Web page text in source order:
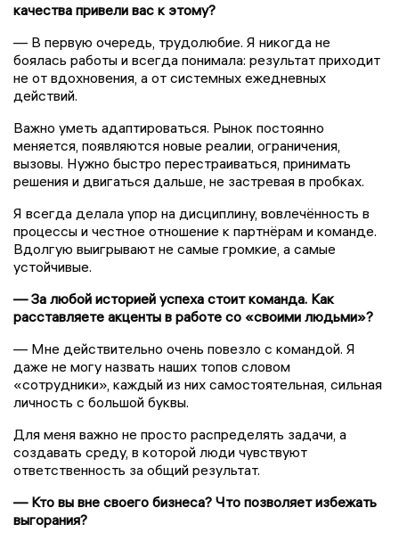
качества привели вас к этому?
— В первую очередь, трудолюбие. Я никогда не
боялась работы и всегда понимала: результат приходит
не от вдохновения, а от системных ежедневных
действий.
Важно уметь адаптироваться. Рынок постоянно
меняется, появляются новые реалии, ограничения,
вызовы. Нужно быстро перестраиваться, принимать
решения и двигаться дальше, не застревая в пробках.
Я всегда делала упор на дисциплину, вовлечённость в
процессы и честное отношение к партнёрам и команде.
Вдолгую выигрывают не самые громкие, а самые
устойчивые.
— За любой историей успеха стоит команда. Как
расставляете акценты в работе со «своими людьми»?
— Мне действительно очень повезло с командой. Я
даже не могу назвать наших топов словом
«сотрудники», каждый из них самостоятельная, сильная
личность с большой буквы.
Для меня важно не просто распределять задачи, а
создавать среду, в которой люди чувствуют
ответственность за общий результат.
— Кто вы вне своего бизнеса? Что позволяет избежать
выгорания?